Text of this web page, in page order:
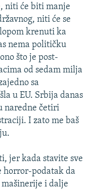
niti će biti manje
niti će se
krenuti ka
nema političku
što je post-
od sedam milja
sa
u EU. Srbija danas
naredne četiri
I zato me baš
jer kada stavite sve
horror-podatak da
mašinerije i dalje